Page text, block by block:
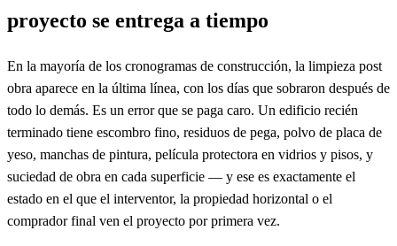
proyecto se entrega a tiempo
En la mayoría de los cronogramas de construcción, la limpieza post
obra aparece en la última línea, con los días que sobraron después de
todo lo demás. Es un error que se paga caro. Un edificio recién
terminado tiene escombro fino, residuos de pega, polvo de placa de
yeso, manchas de pintura, película protectora en vidrios y pisos, y
suciedad de obra en cada superficie — y ese es exactamente el
estado en el que el interventor, la propiedad horizontal o el
comprador final ven el proyecto por primera vez.